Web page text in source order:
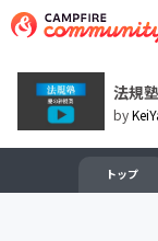
法規
by
トップ